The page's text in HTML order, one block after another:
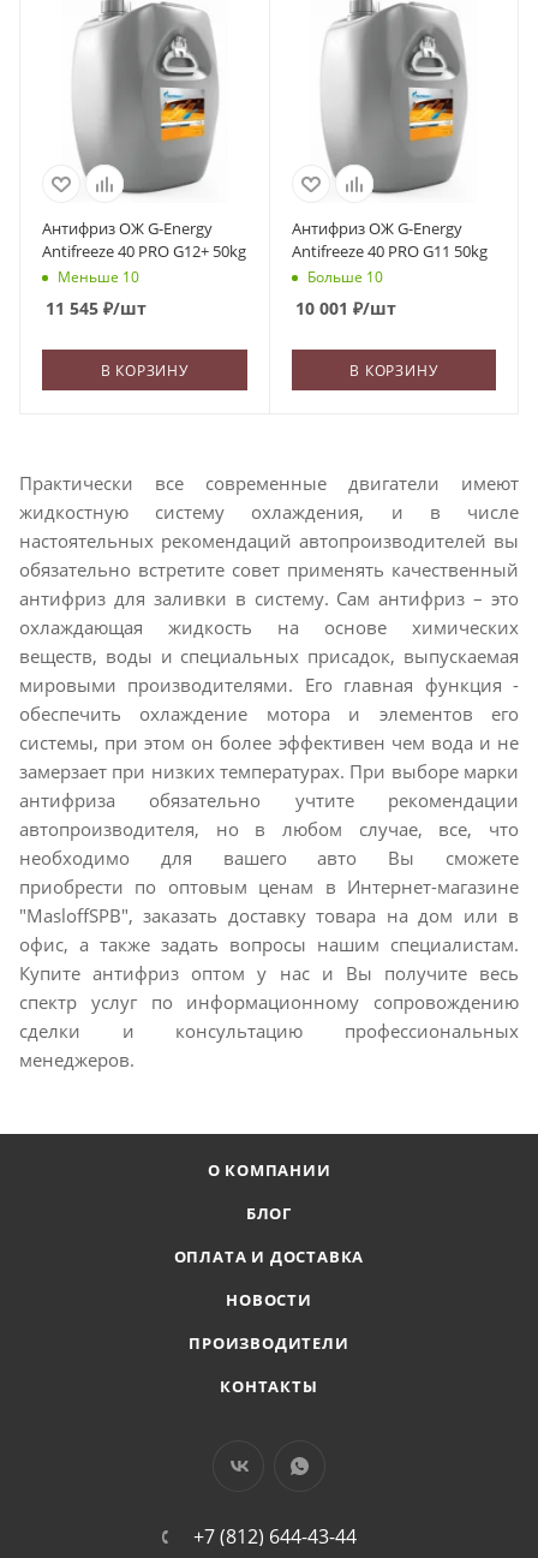
Антифриз ОЖ G-Energy
Antifreeze 40 PRO G12+ 50kg
Меньше 10
11 545 ₽/шт
В КОРЗИНУ
Антифриз ОЖ G-Energy
Antifreeze 40 PRO G11 50kg
Больше 10
10 001 ₽/шт
В КОРЗИНУ
Практически все современные двигатели имеют
жидкостную систему охлаждения, и в числе
настоятельных рекомендаций автопроизводителей вы
обязательно встретите совет применять качественный
антифриз для заливки в систему. Сам антифриз – это
охлаждающая жидкость на основе химических
веществ, воды и специальных присадок, выпускаемая
мировыми производителями. Его главная функция -
обеспечить охлаждение мотора и элементов его
системы, при этом он более эффективен чем вода и не
замерзает при низких температурах. При выборе марки
антифриза обязательно учтите рекомендации
автопроизводителя, но в любом случае, все, что
необходимо для вашего авто Вы сможете
приобрести по оптовым ценам в Интернет-магазине
"MasloffSPB", заказать доставку товара на дом или в
офис, а также задать вопросы нашим специалистам.
Купите антифриз оптом у нас и Вы получите весь
спектр услуг по информационному сопровождению
сделки и консультацию профессиональных
менеджеров.
О КОМПАНИИ
БЛОГ
ОПЛАТА И ДОСТАВКА
НОВОСТИ
ПРОИЗВОДИТЕЛИ
КОНТАКТЫ
+7 (812) 644-43-44